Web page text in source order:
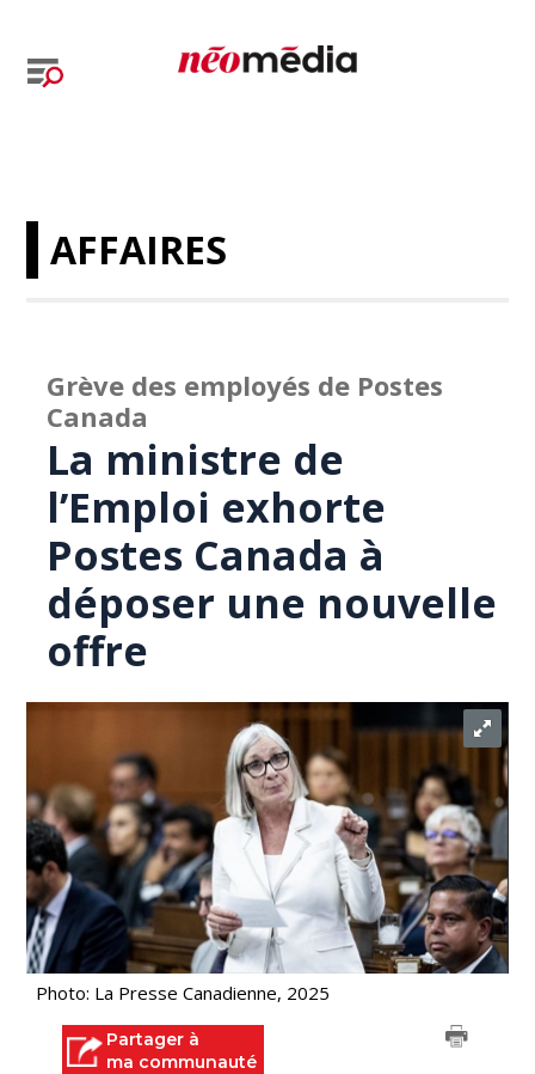
AFFAIRES
Grève des employés de Postes
Canada
La ministre de
l’Emploi exhorte
Postes Canada à
déposer une nouvelle
offre
Photo: La Presse Canadienne, 2025
Partager à
ma communauté